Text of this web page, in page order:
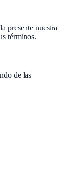
presente nuestra
términos.
de las